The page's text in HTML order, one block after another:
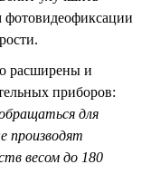
фотовидеофиксации
расширены и
приборов:
для
производят
весом до 180